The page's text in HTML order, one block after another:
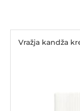
Vražja kandža